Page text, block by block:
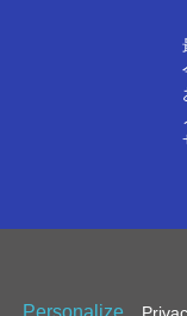
Personalize